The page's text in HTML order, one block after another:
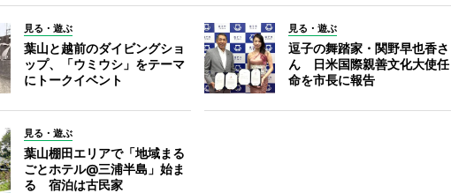
見る・遊ぶ
葉山と越前のダイビングショ
ップ、「ウミウシ」をテーマ
にトークイベント
見る・遊ぶ
逗子の舞踏家・関野早也香さ
ん 日米国際親善文化大使任
命を市長に報告
見る・遊ぶ
葉山棚田エリアで「地域まる
ごとホテル@三浦半島」始ま
る 宿泊は古民家